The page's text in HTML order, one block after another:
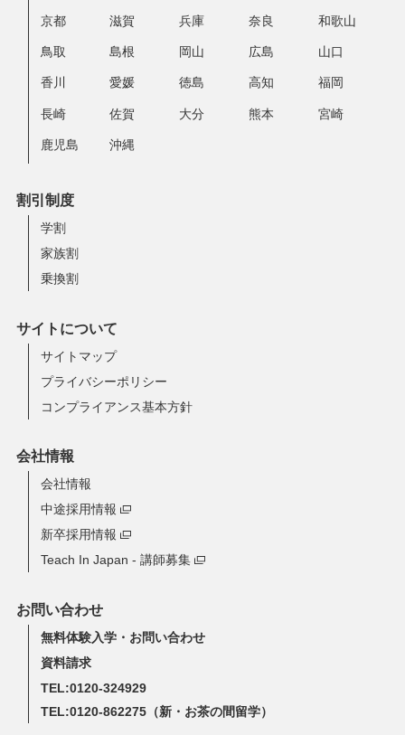
京都 滋賀 兵庫 奈良 和歌山
鳥取 島根 岡山 広島 山口
香川 愛媛 徳島 高知 福岡
長崎 佐賀 大分 熊本 宮崎
鹿児島 沖縄
割引制度
学割
家族割
乗換割
サイトについて
サイトマップ
プライバシーポリシー
コンプライアンス基本方針
会社情報
会社情報
中途採用情報
新卒採用情報
Teach In Japan - 講師募集
お問い合わせ
無料体験入学・お問い合わせ
資料請求
TEL:0120-324929
TEL:0120-862275（新・お茶の間留学）